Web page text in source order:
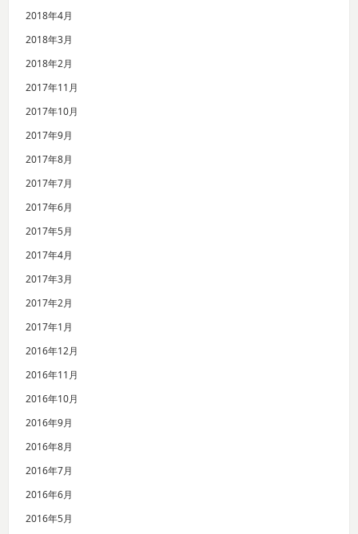
2018年4月
2018年3月
2018年2月
2017年11月
2017年10月
2017年9月
2017年8月
2017年7月
2017年6月
2017年5月
2017年4月
2017年3月
2017年2月
2017年1月
2016年12月
2016年11月
2016年10月
2016年9月
2016年8月
2016年7月
2016年6月
2016年5月